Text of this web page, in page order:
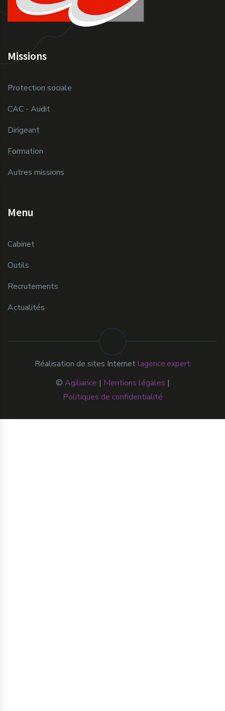
Missions
Protection sociale
CAC - Audit
Dirigeant
Formation
Autres missions
Menu
Cabinet
Outils
Recrutements
Actualités
© Agiliance | Mentions légales |
Politiques de confidentialité
Réalisation de sites Internetlagence.expert